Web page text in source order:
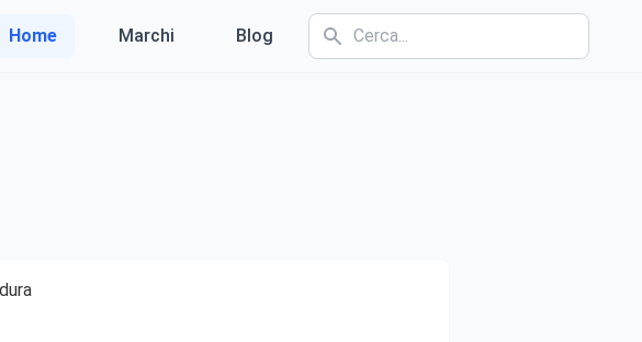
Home Marchi Blog